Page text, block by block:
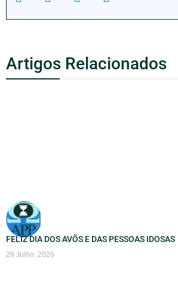
Artigos Relacionados
FELIZ DIA DOS AVÕS E DAS PESSOAS IDOSAS
28 Julho, 2026